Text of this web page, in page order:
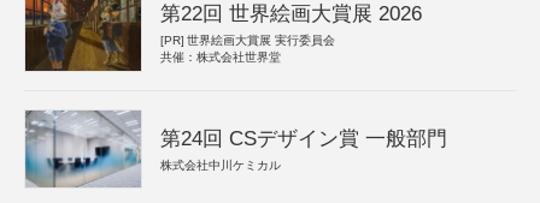
第22回 世界絵画大賞展 2026
[PR] 世界絵画大賞展 実行委員会
共催：株式会社世界堂
第24回 CSデザイン賞 一般部門
株式会社中川ケミカル